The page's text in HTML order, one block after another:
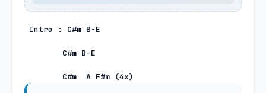
Intro : C#m B-E
C#m B-E
C#m A F#m (4x)